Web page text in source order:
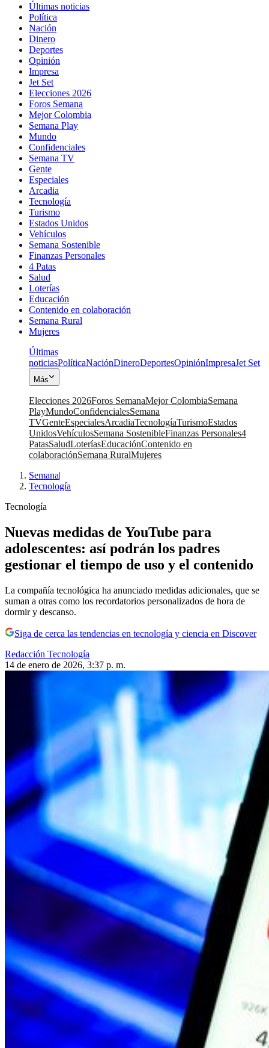
Últimas noticias
Política
Nación
Dinero
Deportes
Opinión
Impresa
Jet Set
Elecciones 2026
Foros Semana
Mejor Colombia
Semana Play
Mundo
Confidenciales
Semana TV
Gente
Especiales
Arcadia
Tecnología
Turismo
Estados Unidos
Vehículos
Semana Sostenible
Finanzas Personales
4 Patas
Salud
Loterías
Educación
Contenido en colaboración
Semana Rural
Mujeres
Últimas
noticiasPolíticaNaciónDineroDeportesOpiniónImpresaJet Set
Más
Elecciones 2026Foros SemanaMejor ColombiaSemana
PlayMundoConfidencialesSemana
TVGenteEspecialesArcadiaTecnologíaTurismoEstados
UnidosVehículosSemana SostenibleFinanzas Personales4
PatasSaludLoteríasEducaciónContenido en
colaboraciónSemana RuralMujeres
Semana|
Tecnología
Tecnología
Nuevas medidas de YouTube para
adolescentes: así podrán los padres
gestionar el tiempo de uso y el contenido
La compañía tecnológica ha anunciado medidas adicionales, que se
suman a otras como los recordatorios personalizados de hora de
dormir y descanso.
Siga de cerca las tendencias en tecnología y ciencia en Discover
Redacción Tecnología
14 de enero de 2026, 3:37 p. m.